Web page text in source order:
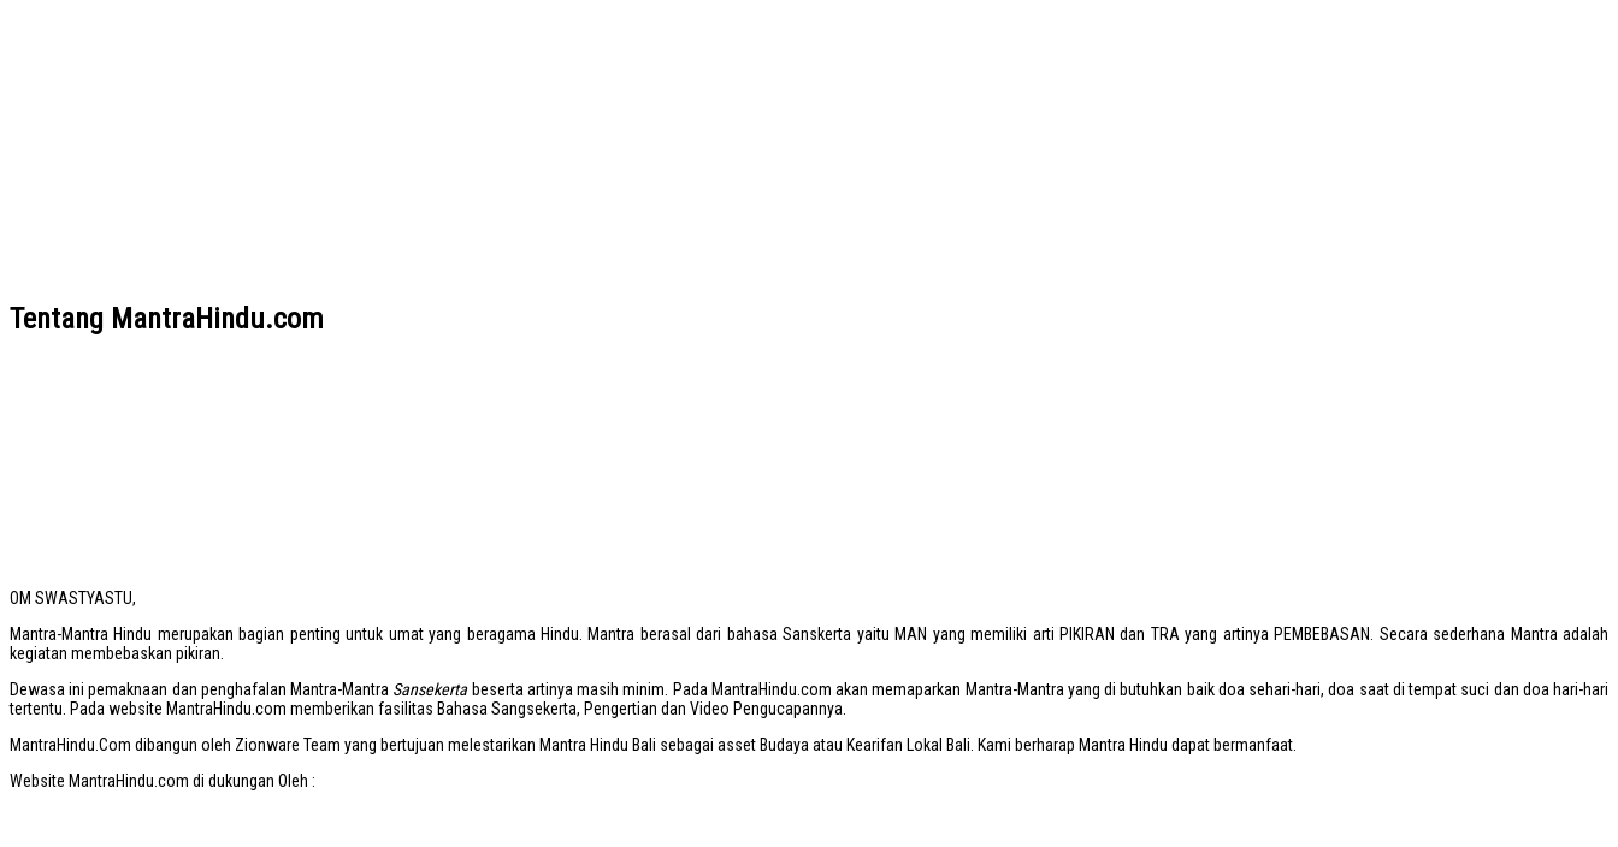
Tentang MantraHindu.com
OM SWASTYASTU,
Mantra-Mantra Hindu merupakan bagian penting untuk umat yang beragama Hindu. Mantra berasal dari bahasa Sanskerta yaitu MAN yang memiliki arti PIKIRAN dan TRA yang artinya PEMBEBASAN. Secara sederhana Mantra adalah
kegiatan membebaskan pikiran.
Dewasa ini pemaknaan dan penghafalan Mantra-Mantra Sansekertabeserta artinya masih minim. Pada MantraHindu.com akan memaparkan Mantra-Mantra yang di butuhkan baik doa sehari-hari, doa saat di tempat suci dan doa hari-hari
tertentu. Pada website MantraHindu.com memberikan fasilitas Bahasa Sangsekerta, Pengertian dan Video Pengucapannya.
MantraHindu.Com dibangun oleh Zionware Team yang bertujuan melestarikan Mantra Hindu Bali sebagai asset Budaya atau Kearifan Lokal Bali. Kami berharap Mantra Hindu dapat bermanfaat.
Website MantraHindu.com di dukungan Oleh :